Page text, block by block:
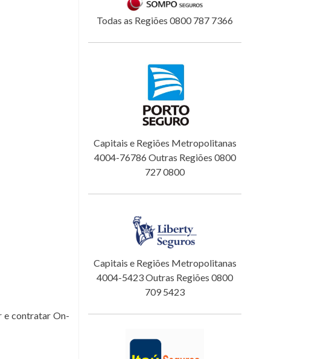
e contratar On-
Todas as Regiões 0800 787 7366
Capitais e Regiões Metropolitanas
4004-76786 Outras Regiões 0800
727 0800
Capitais e Regiões Metropolitanas
4004-5423 Outras Regiões 0800
709 5423